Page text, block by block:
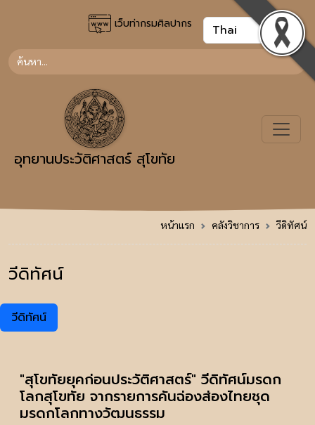
เว็บท่ากรมศิลปากร
อุทยานประวัติศาสตร์ สุโขทัย
หน้าแรก คลังวิชาการ วีดิทัศน์
วีดิทัศน์
วีดิทัศน์
"สุโขทัยยุคก่อนประวัติศาสตร์" วีดิทัศน์มรดก
โลกสุโขทัย จากรายการคันฉ่องส่องไทยชุด
มรดกโลกทางวัฒนธรรม